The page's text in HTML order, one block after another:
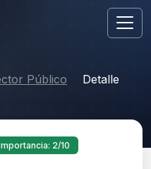
Público Detalle
2/10